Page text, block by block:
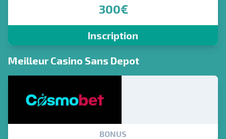
300€
Inscription
Meilleur Casino Sans Depot
BONUS